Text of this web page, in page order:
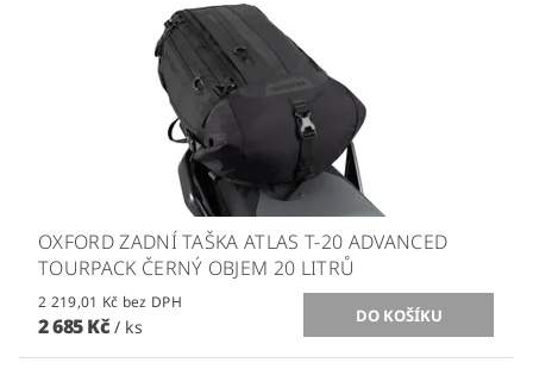
OXFORD ZADNÍ TAŠKA ATLAS T-20 ADVANCED
TOURPACK ČERNÝ OBJEM 20 LITRŮ
2 219,01 Kč bez DPH
2 685 Kč / ks